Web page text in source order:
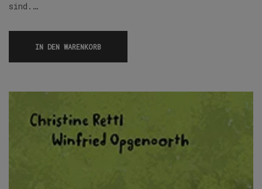
sind.…
IN DEN WARENKORB